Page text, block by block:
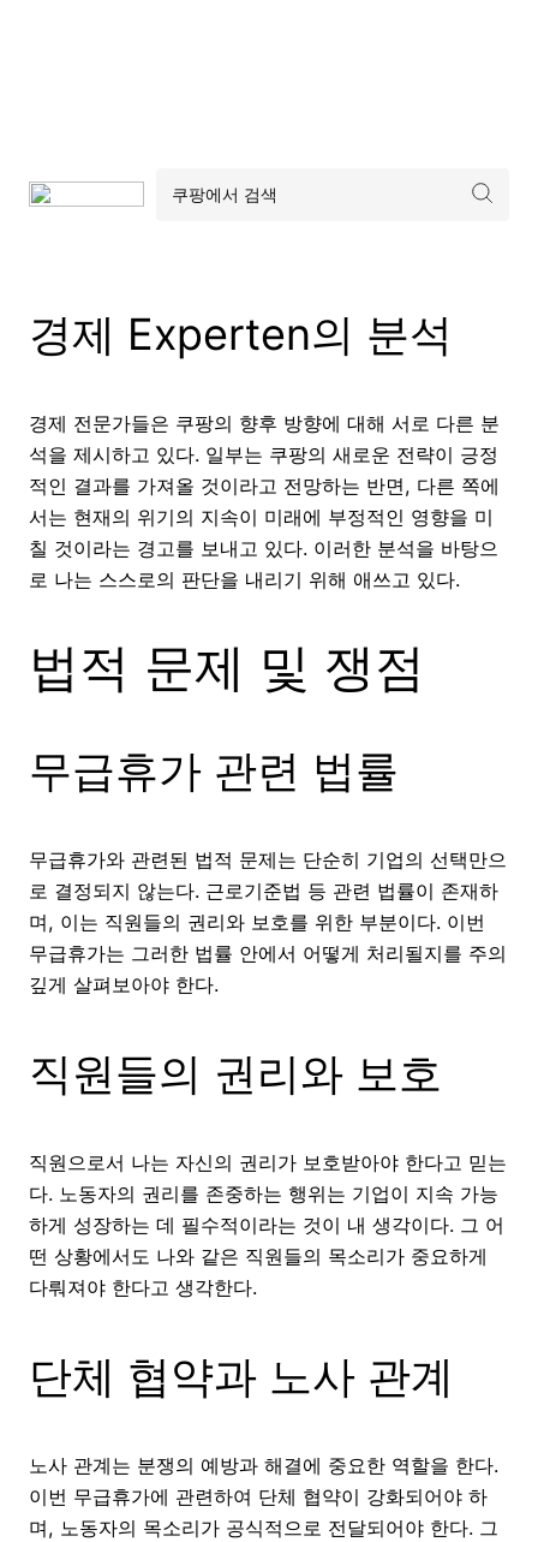
경제 Experten의 분석
경제 전문가들은 쿠팡의 향후 방향에 대해 서로 다른 분
석을 제시하고 있다. 일부는 쿠팡의 새로운 전략이 긍정
적인 결과를 가져올 것이라고 전망하는 반면, 다른 쪽에
서는 현재의 위기의 지속이 미래에 부정적인 영향을 미
칠 것이라는 경고를 보내고 있다. 이러한 분석을 바탕으
로 나는 스스로의 판단을 내리기 위해 애쓰고 있다.
법적 문제 및 쟁점
무급휴가 관련 법률
무급휴가와 관련된 법적 문제는 단순히 기업의 선택만으
로 결정되지 않는다. 근로기준법 등 관련 법률이 존재하
며, 이는 직원들의 권리와 보호를 위한 부분이다. 이번
무급휴가는 그러한 법률 안에서 어떻게 처리될지를 주의
깊게 살펴보아야 한다.
직원들의 권리와 보호
직원으로서 나는 자신의 권리가 보호받아야 한다고 믿는
다. 노동자의 권리를 존중하는 행위는 기업이 지속 가능
하게 성장하는 데 필수적이라는 것이 내 생각이다. 그 어
떤 상황에서도 나와 같은 직원들의 목소리가 중요하게
다뤄져야 한다고 생각한다.
단체 협약과 노사 관계
노사 관계는 분쟁의 예방과 해결에 중요한 역할을 한다.
이번 무급휴가에 관련하여 단체 협약이 강화되어야 하
며, 노동자의 목소리가 공식적으로 전달되어야 한다. 그